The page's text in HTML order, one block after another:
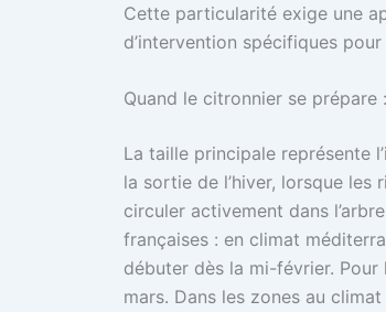
Cette particularité exige une
d’intervention spécifiques
Quand le citronnier se
La taille principale représente
la sortie de l’hiver, lorsque
circuler activement dans
françaises : en climat
débuter dès la mi-février.
mars. Dans les zones au